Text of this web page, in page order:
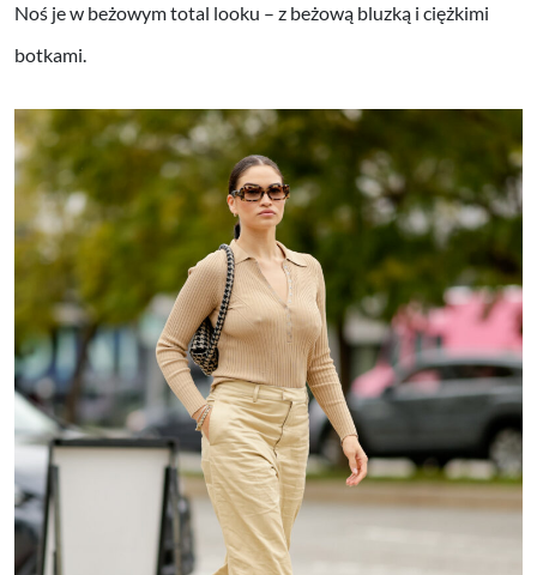
Noś je w beżowym total looku – z beżową bluzką i ciężkimi
botkami.